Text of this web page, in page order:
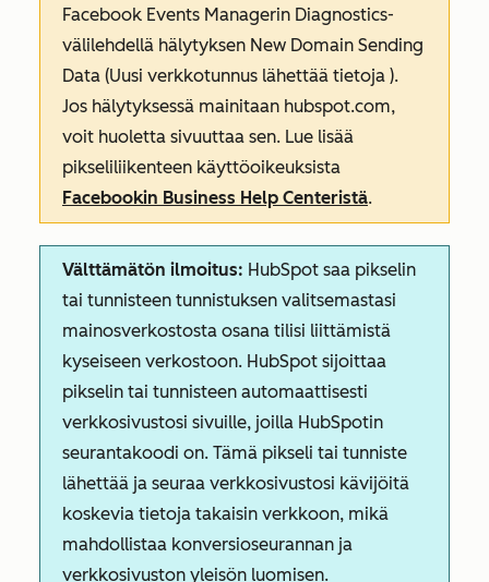
Facebook Events Managerin Diagnostics-
välilehdellä hälytyksen New Domain Sending
Data (Uusi verkkotunnus lähettää tietoja ).
Jos hälytyksessä mainitaan hubspot.com,
voit huoletta sivuuttaa sen. Lue lisää
pikseliliikenteen käyttöoikeuksista
Facebookin Business Help Centeristä.
Välttämätön ilmoitus: HubSpot saa pikselin
tai tunnisteen tunnistuksen valitsemastasi
mainosverkostosta osana tilisi liittämistä
kyseiseen verkostoon. HubSpot sijoittaa
pikselin tai tunnisteen automaattisesti
verkkosivustosi sivuille, joilla HubSpotin
seurantakoodi on. Tämä pikseli tai tunniste
lähettää ja seuraa verkkosivustosi kävijöitä
koskevia tietoja takaisin verkkoon, mikä
mahdollistaa konversioseurannan ja
verkkosivuston yleisön luomisen.